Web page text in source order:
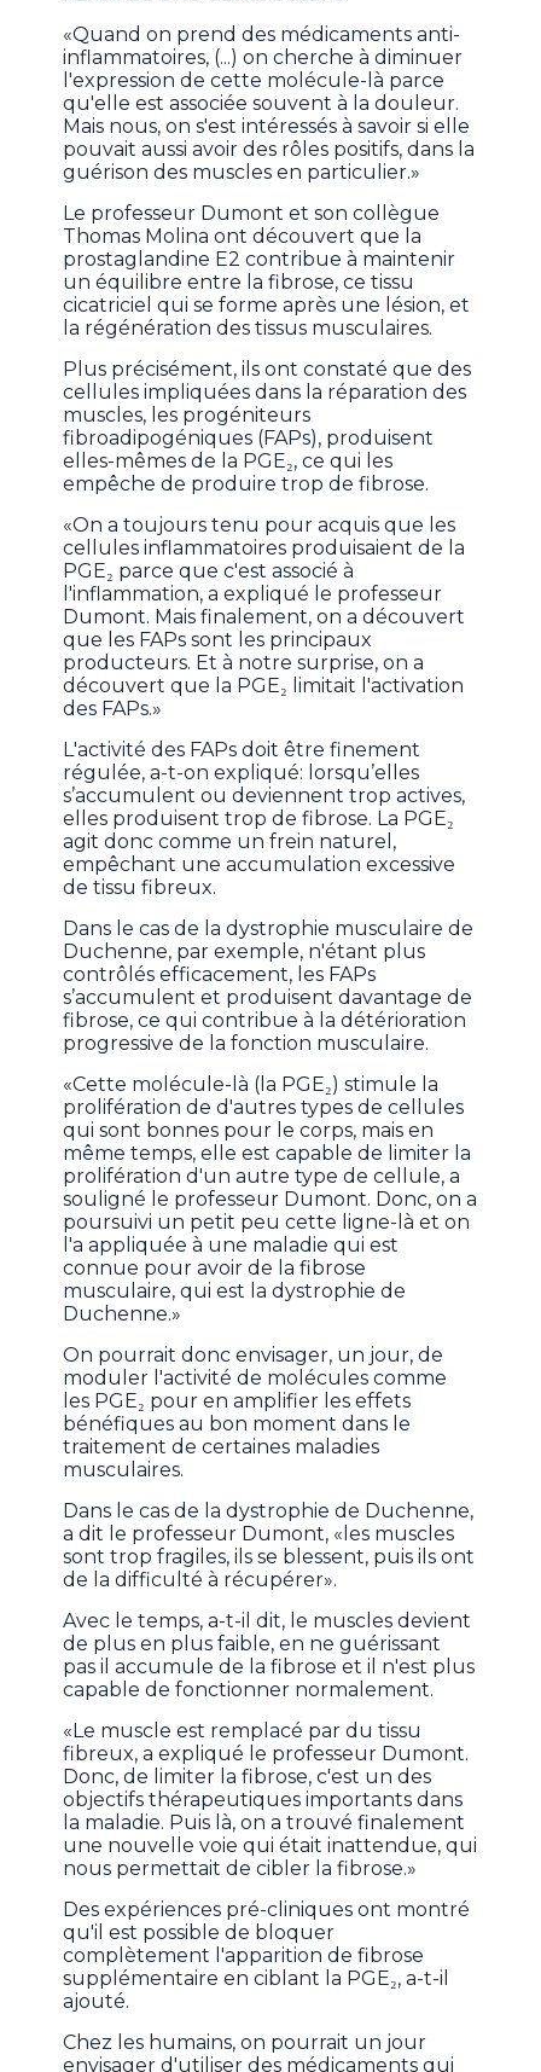
«Quand on prend des médicaments anti-
inflammatoires, (...) on cherche à diminuer
l'expression de cette molécule-là parce
qu'elle est associée souvent à la douleur.
Mais nous, on s'est intéressés à savoir si elle
pouvait aussi avoir des rôles positifs, dans la
guérison des muscles en particulier.»
Le professeur Dumont et son collègue
Thomas Molina ont découvert que la
prostaglandine E2 contribue à maintenir
un équilibre entre la fibrose, ce tissu
cicatriciel qui se forme après une lésion, et
la régénération des tissus musculaires.
Plus précisément, ils ont constaté que des
cellules impliquées dans la réparation des
muscles, les progéniteurs
fibroadipogéniques (FAPs), produisent
elles-mêmes de la PGE₂, ce qui les
empêche de produire trop de fibrose.
«On a toujours tenu pour acquis que les
cellules inflammatoires produisaient de la
PGE₂ parce que c'est associé à
l'inflammation, a expliqué le professeur
Dumont. Mais finalement, on a découvert
que les FAPs sont les principaux
producteurs. Et à notre surprise, on a
découvert que la PGE₂ limitait l'activation
des FAPs.»
L'activité des FAPs doit être finement
régulée, a-t-on expliqué: lorsqu’elles
s’accumulent ou deviennent trop actives,
elles produisent trop de fibrose. La PGE₂
agit donc comme un frein naturel,
empêchant une accumulation excessive
de tissu fibreux.
Dans le cas de la dystrophie musculaire de
Duchenne, par exemple, n'étant plus
contrôlés efficacement, les FAPs
s’accumulent et produisent davantage de
fibrose, ce qui contribue à la détérioration
progressive de la fonction musculaire.
«Cette molécule-là (la PGE₂) stimule la
prolifération de d'autres types de cellules
qui sont bonnes pour le corps, mais en
même temps, elle est capable de limiter la
prolifération d'un autre type de cellule, a
souligné le professeur Dumont. Donc, on a
poursuivi un petit peu cette ligne-là et on
l'a appliquée à une maladie qui est
connue pour avoir de la fibrose
musculaire, qui est la dystrophie de
Duchenne.»
On pourrait donc envisager, un jour, de
moduler l'activité de molécules comme
les PGE₂ pour en amplifier les effets
bénéfiques au bon moment dans le
traitement de certaines maladies
musculaires.
Dans le cas de la dystrophie de Duchenne,
a dit le professeur Dumont, «les muscles
sont trop fragiles, ils se blessent, puis ils ont
de la difficulté à récupérer».
Avec le temps, a-t-il dit, le muscles devient
de plus en plus faible, en ne guérissant
pas il accumule de la fibrose et il n'est plus
capable de fonctionner normalement.
«Le muscle est remplacé par du tissu
fibreux, a expliqué le professeur Dumont.
Donc, de limiter la fibrose, c'est un des
objectifs thérapeutiques importants dans
la maladie. Puis là, on a trouvé finalement
une nouvelle voie qui était inattendue, qui
nous permettait de cibler la fibrose.»
Des expériences pré-cliniques ont montré
qu'il est possible de bloquer
complètement l'apparition de fibrose
supplémentaire en ciblant la PGE₂, a-t-il
ajouté.
Chez les humains, on pourrait un jour
envisager d'utiliser des médicaments qui